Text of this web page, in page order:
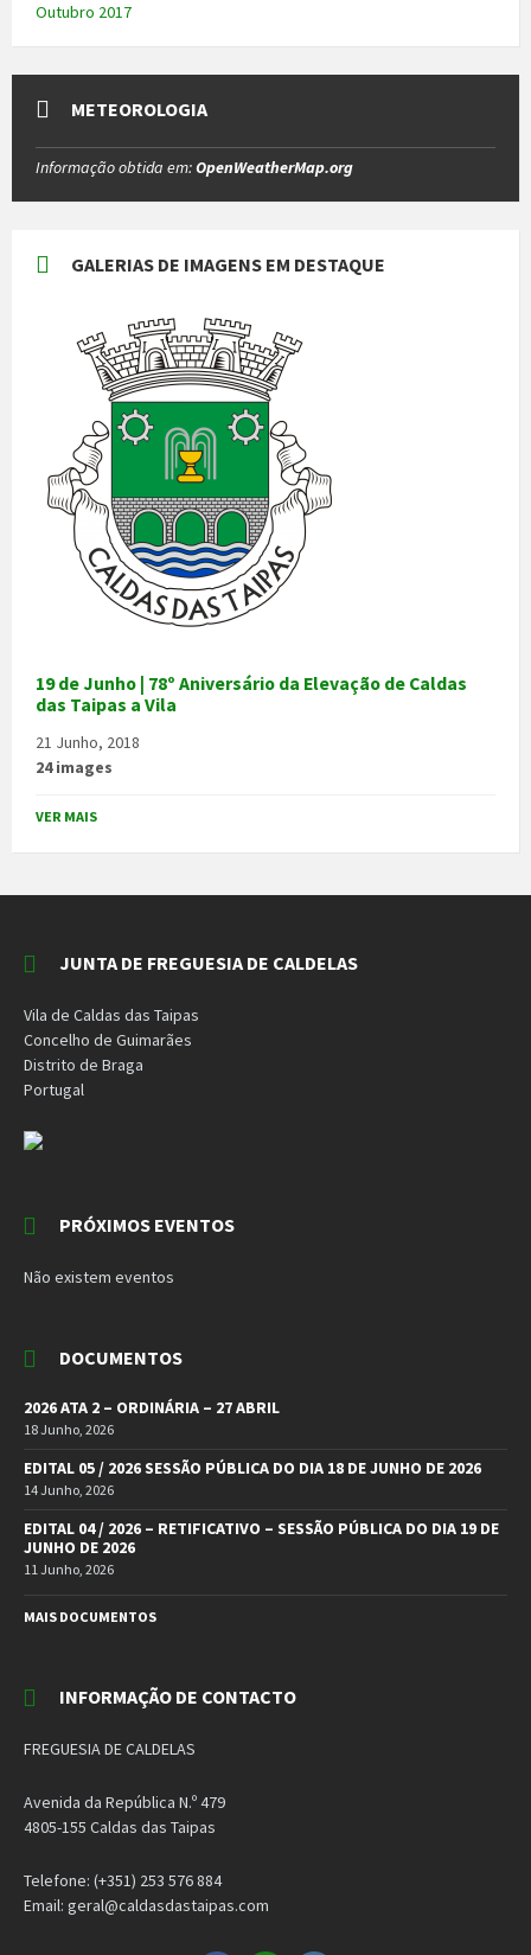
Outubro 2017
METEOROLOGIA
Informação obtida em:OpenWeatherMap.org
GALERIAS DE IMAGENS EM DESTAQUE
19 de Junho | 78º Aniversário da Elevação de Caldas
das Taipas a Vila
21 Junho, 2018
24 images
VER MAIS
JUNTA DE FREGUESIA DE CALDELAS
Vila de Caldas das Taipas
Concelho de Guimarães
Distrito de Braga
Portugal
PRÓXIMOS EVENTOS
Não existem eventos
DOCUMENTOS
2026 ATA 2 – ORDINÁRIA – 27 ABRIL
18 Junho, 2026
EDITAL 05 / 2026 SESSÃO PÚBLICA DO DIA 18 DE JUNHO DE 2026
14 Junho, 2026
EDITAL 04 / 2026 – RETIFICATIVO – SESSÃO PÚBLICA DO DIA 19 DE
JUNHO DE 2026
11 Junho, 2026
MAIS DOCUMENTOS
INFORMAÇÃO DE CONTACTO
FREGUESIA DE CALDELAS
Avenida da República N.º 479
4805-155 Caldas das Taipas
Telefone: (+351) 253 576 884
Email: geral@caldasdastaipas.com